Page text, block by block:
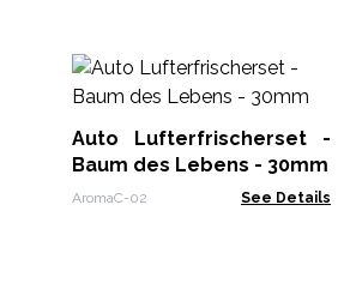
Auto Lufterfrischerset -
Baum des Lebens - 30mm
AromaC-02 See Details